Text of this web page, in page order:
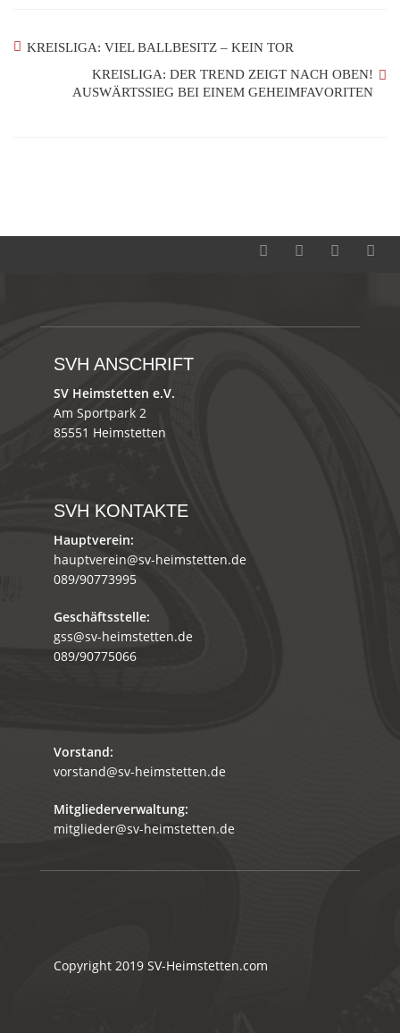
KREISLIGA: VIEL BALLBESITZ – KEIN TOR
KREISLIGA: DER TREND ZEIGT NACH OBEN!
AUSWÄRTSSIEG BEI EINEM GEHEIMFAVORITEN
SVH ANSCHRIFT
SV Heimstetten e.V.
Am Sportpark 2
85551 Heimstetten
SVH KONTAKTE
Hauptverein:
hauptverein@sv-heimstetten.de
089/90773995
Geschäftsstelle:
gss@sv-heimstetten.de
089/90775066
Vorstand:
vorstand@sv-heimstetten.de
Mitgliederverwaltung:
mitglieder@sv-heimstetten.de
Copyright 2019 SV-Heimstetten.com